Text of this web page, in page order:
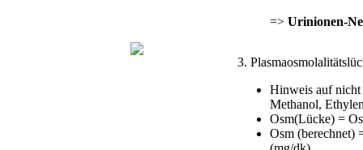
=> Urinionen-
3.
Hinweis auf nicht
Methanol,
Osm(Lücke) =
Osm (berechnet)